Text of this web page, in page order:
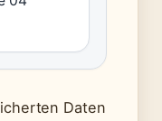
Daten